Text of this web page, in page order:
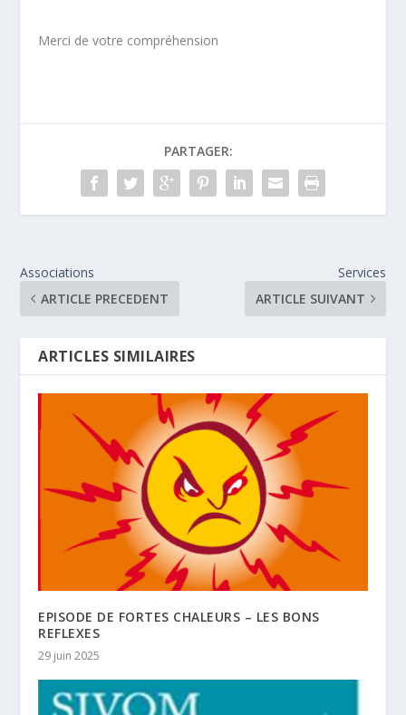
Merci de votre compréhension
PARTAGER:
Associations
ARTICLE PRECEDENT
Services
ARTICLE SUIVANT
ARTICLES SIMILAIRES
EPISODE DE FORTES CHALEURS – LES BONS
REFLEXES
29 juin 2025